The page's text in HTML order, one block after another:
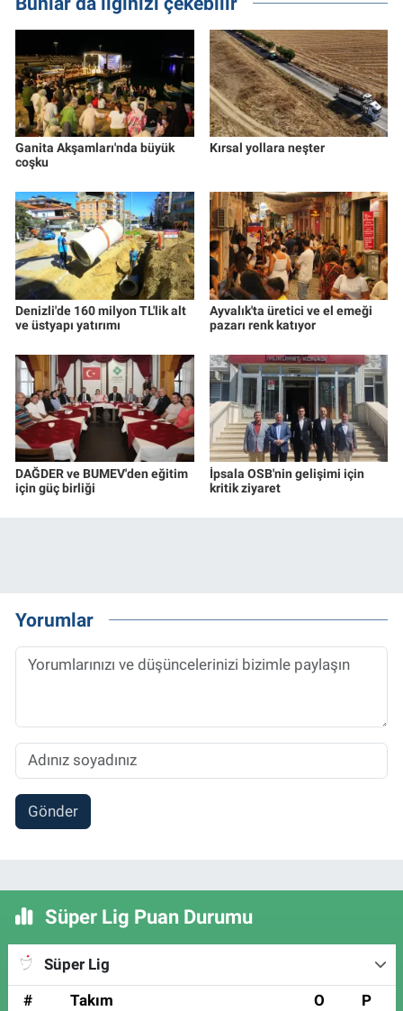
Ganita Akşamları'nda büyük
coşku
Kırsal yollara neşter
Denizli'de 160 milyon TL'lik alt
ve üstyapı yatırımı
Ayvalık'ta üretici ve el emeği
pazarı renk katıyor
DAĞDER ve BUMEV'den eğitim
için güç birliği
İpsala OSB'nin gelişimi için
kritik ziyaret
Yorumlar
Gönder
Süper Lig Puan Durumu
Süper Lig
#
Takım O P